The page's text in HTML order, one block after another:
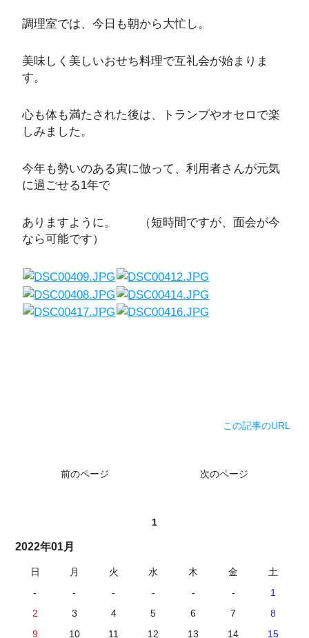
調理室では、今日も朝から大忙し。
美味しく美しいおせち料理で互礼会が始まりま
す。
心も体も満たされた後は、トランプやオセロで楽
しみました。
今年も勢いのある寅に倣って、利用者さんが元気
に過ごせる1年で
ありますように。 （短時間ですが、面会が今
なら可能です）
この記事のURL
前のページ 次のページ
1
2022年01月
日 月 火 水 木 金
土
-
- - - - -
1
2
3 4 5 6 7
8
9
10 11 12 13 14
15